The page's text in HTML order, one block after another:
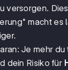
versorgen.
macht es
Je mehr
dein Risiko für